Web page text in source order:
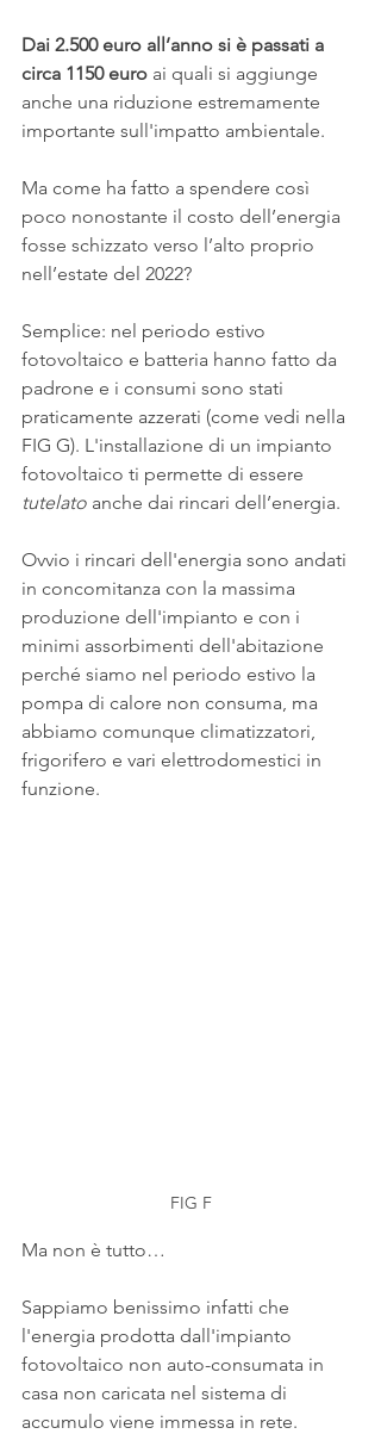
Dai 2.500 euro all’anno si è passati a
circa 1150 euro ai quali si aggiunge
anche una riduzione estremamente
importante sull'impatto ambientale.
Ma come ha fatto a spendere così
poco nonostante il costo dell’energia
fosse schizzato verso l’alto proprio
nell’estate del 2022?
Semplice: nel periodo estivo
fotovoltaico e batteria hanno fatto da
padrone e i consumi sono stati
praticamente azzerati (come vedi nella
FIG G). L'installazione di un impianto
fotovoltaico ti permette di essere
tutelato anche dai rincari dell’energia.
Ovvio i rincari dell'energia sono andati
in concomitanza con la massima
produzione dell'impianto e con i
minimi assorbimenti dell'abitazione
perché siamo nel periodo estivo la
pompa di calore non consuma, ma
abbiamo comunque climatizzatori,
frigorifero e vari elettrodomestici in
funzione.
FIG F
Ma non è tutto…
Sappiamo benissimo infatti che
l'energia prodotta dall'impianto
fotovoltaico non auto-consumata in
casa non caricata nel sistema di
accumulo viene immessa in rete.